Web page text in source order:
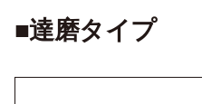
■達磨タイプ